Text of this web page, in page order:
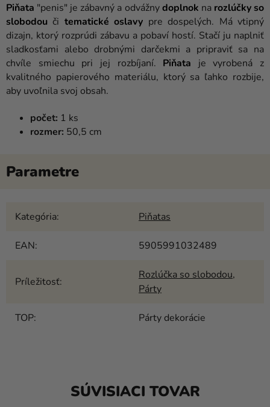
Piňata "penis" je zábavný a odvážny doplnok na rozlúčky so
slobodou či tematické oslavy pre dospelých. Má vtipný
dizajn, ktorý rozprúdi zábavu a pobaví hostí. Stačí ju naplniť
sladkosťami alebo drobnými darčekmi a pripraviť sa na
chvíle smiechu pri jej rozbíjaní. Piňata
je vyrobená z
kvalitného papierového materiálu, ktorý sa ľahko rozbije,
aby uvoľnila svoj obsah.
počet: 1 ks
rozmer: 50,5 cm
Kategória: Piňatas
EAN: 5905991032489
Príležitosť:
Rozlúčka so slobodou,
Párty
TOP: Párty dekorácie
SÚVISIACI TOVAR